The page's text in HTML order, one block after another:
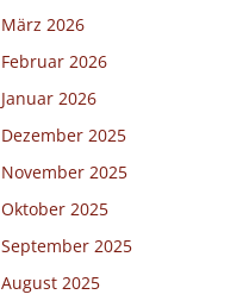
März 2026
Februar 2026
Januar 2026
Dezember 2025
November 2025
Oktober 2025
September 2025
August 2025